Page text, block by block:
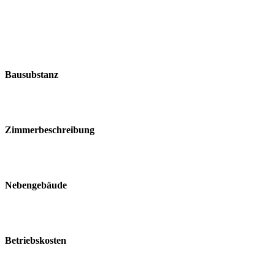
Bausubstanz
Zimmerbeschreibung
Nebengebäude
Betriebskosten